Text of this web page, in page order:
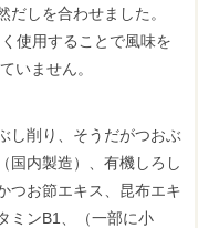
しを合わせました。
使用することで風味を
いません。
し削り、そうだがつおぶ
国内製造）、有機しろし
つお節エキス、昆布エキ
ミンB1、（一部に小